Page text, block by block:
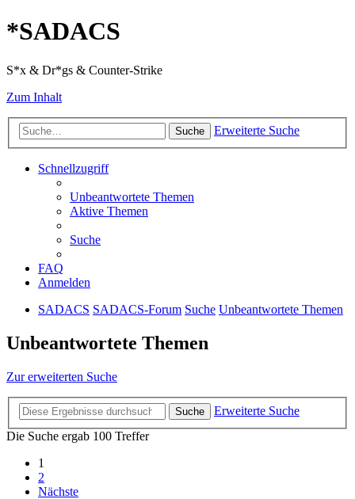
*SADACS
S*x & Dr*gs & Counter-Strike
Zum Inhalt
Suche Erweiterte Suche
Schnellzugriff
Unbeantwortete Themen
Aktive Themen
Suche
FAQ
Anmelden
SADACS SADACS-Forum Suche Unbeantwortete Themen
Unbeantwortete Themen
Zur erweiterten Suche
Suche
Erweiterte Suche
Die Suche ergab 100 Treffer
1
2
Nächste